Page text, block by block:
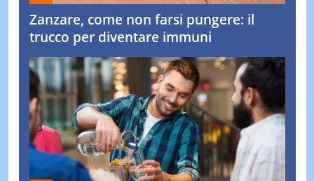
Zanzare, come non farsi pungere: il
trucco per diventare immuni